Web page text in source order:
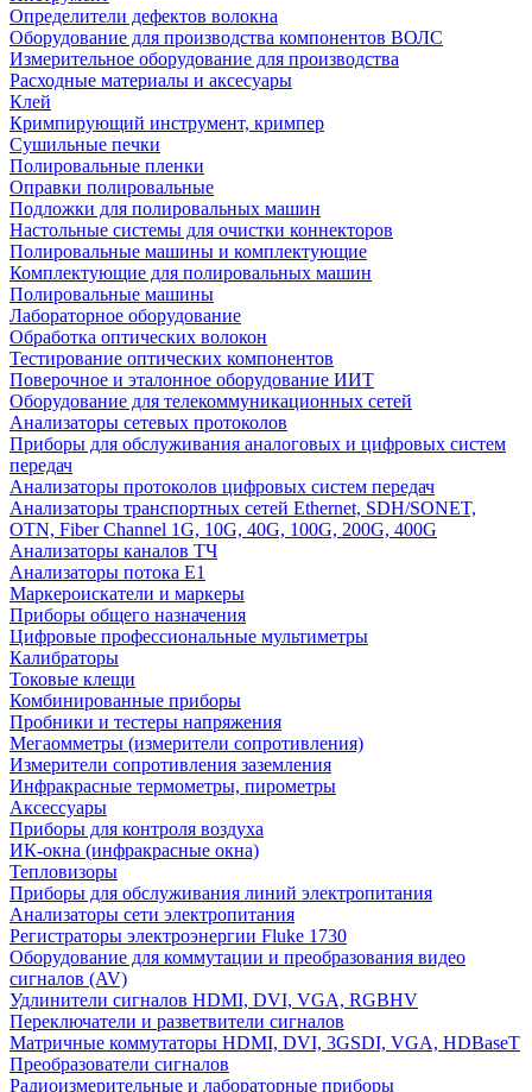
Определители дефектов волокна
Оборудование для производства компонентов ВОЛС
Измерительное оборудование для производства
Расходные материалы и аксесуары
Клей
Кримпирующий инструмент, кримпер
Сушильные печки
Полировальные пленки
Оправки полировальные
Подложки для полировальных машин
Настольные системы для очистки коннекторов
Полировальные машины и комплектующие
Комплектующие для полировальных машин
Полировальные машины
Лабораторное оборудование
Обработка оптических волокон
Тестирование оптических компонентов
Поверочное и эталонное оборудование ИИТ
Оборудование для телекоммуникационных сетей
Анализаторы сетевых протоколов
Приборы для обслуживания аналоговых и цифровых систем
передач
Анализаторы протоколов цифровых систем передач
Анализаторы транспортных сетей Ethernet, SDH/SONET,
OTN, Fiber Channel 1G, 10G, 40G, 100G, 200G, 400G
Анализаторы каналов ТЧ
Анализаторы потока Е1
Маркероискатели и маркеры
Приборы общего назначения
Цифровые профессиональные мультиметры
Калибраторы
Токовые клещи
Комбинированные приборы
Пробники и тестеры напряжения
Мегаомметры (измерители сопротивления)
Измерители сопротивления заземления
Инфракрасные термометры, пирометры
Аксессуары
Приборы для контроля воздуха
ИК-окна (инфракрасные окна)
Тепловизоры
Приборы для обслуживания линий электропитания
Анализаторы сети электропитания
Регистраторы электроэнергии Fluke 1730
Оборудование для коммутации и преобразования видео
сигналов (AV)
Удлинители сигналов HDMI, DVI, VGA, RGBHV
Переключатели и разветвители сигналов
Матричные коммутаторы HDMI, DVI, 3GSDI, VGA, HDBaseT
Преобразователи сигналов
Радиоизмерительные и лабораторные приборы